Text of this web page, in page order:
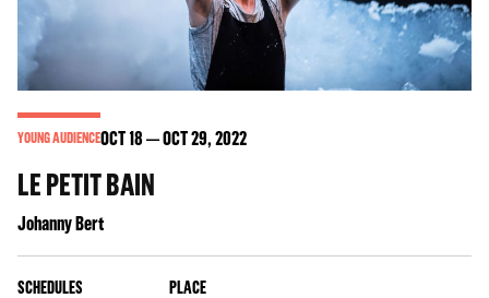
YOUNG AUDIENCEOCT18 OCT29, 2022
LE PETIT BAIN
Johanny Bert
SCHEDULES PLACE